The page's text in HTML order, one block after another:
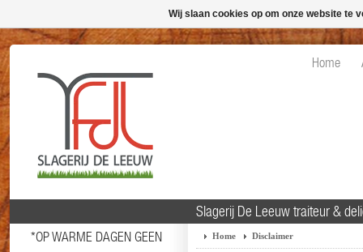
Home
*OP WARME DAGEN GEEN
Slagerij De Leeuw traiteur &
Home Disclaimer
Wij slaan cookies op om onze website te